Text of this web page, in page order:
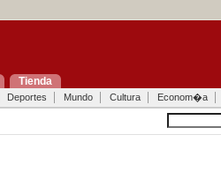
Tienda
Deportes Mundo Cultura Econom�a